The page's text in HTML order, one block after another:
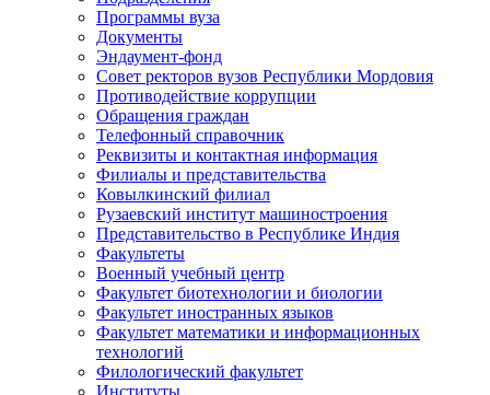
Программы вуза
Документы
Эндаумент-фонд
Совет ректоров вузов Республики Мордовия
Противодействие коррупции
Обращения граждан
Телефонный справочник
Реквизиты и контактная информация
Филиалы и представительства
Ковылкинский филиал
Рузаевский институт машиностроения
Представительство в Республике Индия
Факультеты
Военный учебный центр
Факультет биотехнологии и биологии
Факультет иностранных языков
Факультет математики и информационных
технологий
Филологический факультет
Институты